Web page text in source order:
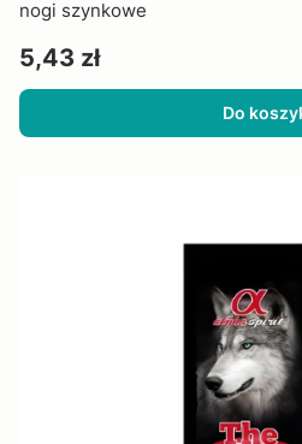
nogi szynkowe
Cena
5,43 zł
Do